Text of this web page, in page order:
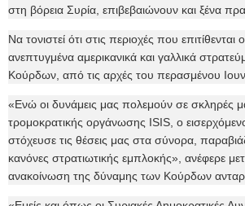
στη βόρεια Συρία, επιβεβαιώνουν και ξένα
Να τονιστεί ότι στις περιοχές που επιτίθενται
ανεπτυγμένα αμερικανικά και γαλλικά
Κούρδων, από τις αρχές του περασμένου
«Ενώ οι δυνάμεις μας πολεμούν σε σκληρές
τρομοκρατικής οργάνωσης ISIS, ο
στόχευσε τις θέσεις μας στα σύνορα,
κανόνες στρατιωτικής εμπλοκής», ανέφερε
ανακοίνωση της δύναμης των Κούρδων